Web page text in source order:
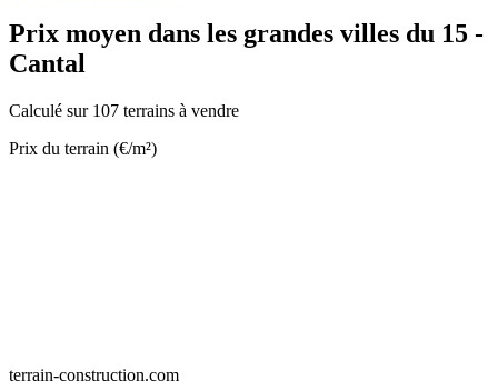
Prix moyen dans les grandes villes du 15 -
Cantal
Calculé sur 107 terrains à vendre
Prix du terrain (€/m²)
terrain-construction.com